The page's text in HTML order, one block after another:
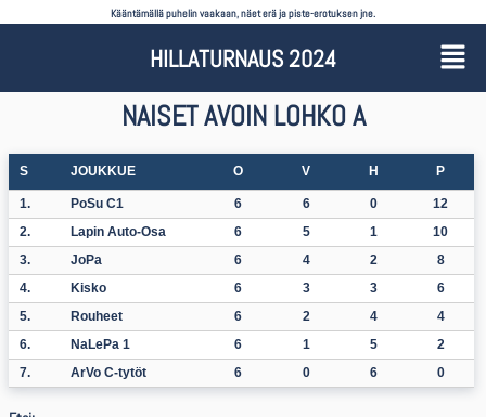
Kääntämällä puhelin vaakaan, näet erä ja piste-erotuksen jne.
HILLATURNAUS 2024
NAISET AVOIN LOHKO A
S JOUKKUE O V H P
1. PoSu C1 6 6 0
12
2.
Lapin Auto-Osa 6 5 1
10
3.
JoPa 6 4 2
8
4.
Kisko 6 3 3
6
5.
Rouheet 6 2 4
4
6.
NaLePa 1 6 1 5
2
7.
ArVo C-tytöt 6 0 6 0